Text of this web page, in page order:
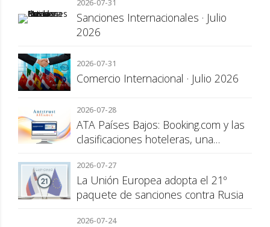
2026-07-31
Sanciones Internacionales · Julio
2026
2026-07-31
Comercio Internacional · Julio 2026
2026-07-28
ATA Países Bajos: Booking.com y las
clasificaciones hoteleras, una
consumidor
2026-07-27
La Unión Europea adopta el 21º
paquete de sanciones contra Rusia
2026-07-24